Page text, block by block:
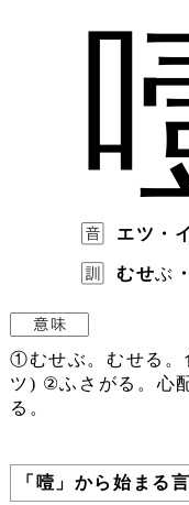
エツ・
むせぶ
①むせぶ。むせる。
ツ) ②ふさがる。心
る。
「噎」から始まる